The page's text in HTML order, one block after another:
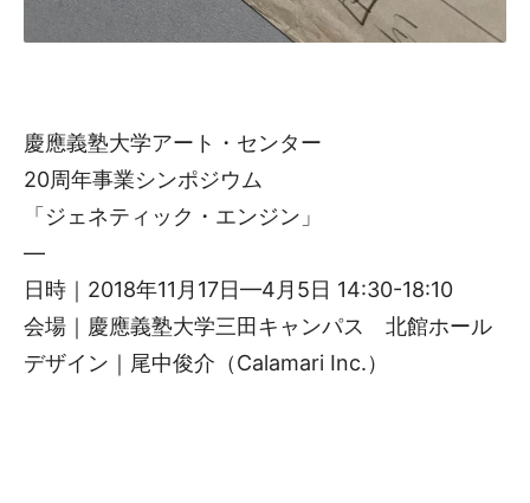
慶應義塾大学アート・センター
20周年事業シンポジウム
「ジェネティック・エンジン」
—
日時｜2018年11月17日—4月5日 14:30-18:10
会場｜慶應義塾大学三田キャンパス 北館ホール
デザイン｜尾中俊介（Calamari Inc.）